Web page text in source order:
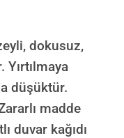
dokusuz,
düşüktür.
madde
duvar kağıdı